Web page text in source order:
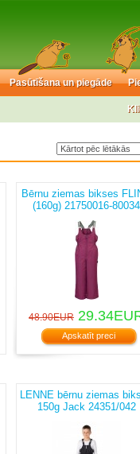
Pasūtīšana un piegāde
Bērnu ziemas bikses
(160g) 21750016-80034
48.90EUR
Apskatīt preci
LENNE bērnu ziemas
150g Jack 24351/042